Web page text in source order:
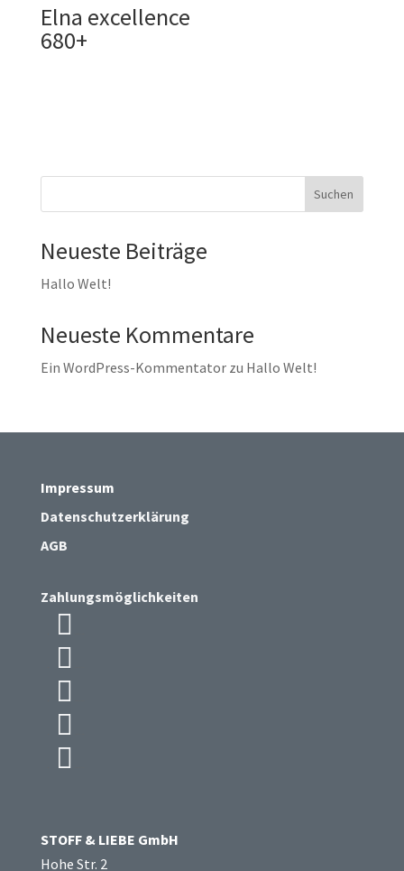
Elna excellence
680+
Suchen
Neueste Beiträge
Hallo Welt!
Neueste Kommentare
Ein WordPress-Kommentatorzu Hallo Welt!
Impressum
Datenschutzerklärung
AGB
Zahlungsmöglichkeiten





STOFF & LIEBE GmbH
Hohe Str. 2